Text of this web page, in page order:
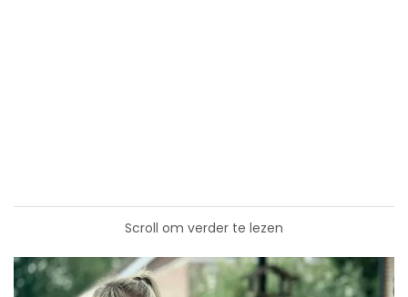
Scroll om verder te lezen